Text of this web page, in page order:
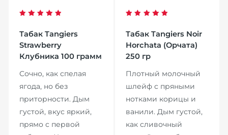
Табак Tangiers
Strawberry
Клубника 100 грамм
Сочно, как спелая
ягода, но без
приторности. Дым
густой, вкус яркий,
прямо с первой
Табак Tangiers Noir
Horchata (Орчата)
250 гр
Плотный молочный
шлейф с пряными
нотками корицы и
ванили. Дым густой,
как сливочный